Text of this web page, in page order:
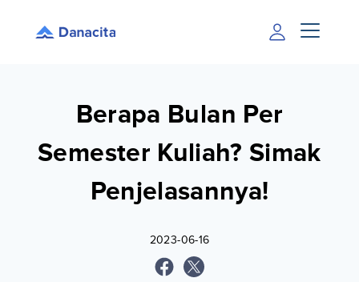
Berapa Bulan Per
Semester Kuliah? Simak
Penjelasannya!
2023-06-16